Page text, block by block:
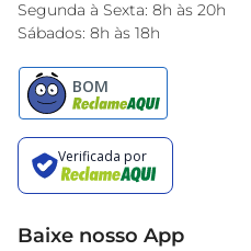
Segunda à Sexta: 8h às 20h
Sábados: 8h às 18h
Baixe nosso App